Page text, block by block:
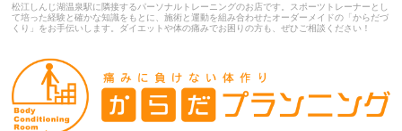
松江しんじ湖温泉駅に隣接するパーソナルトレーニングのお店です。スポーツトレーナーとし
て培った経験と確かな知識をもとに、施術と運動を組み合わせたオーダーメイドの「からだづ
くり」をお手伝いします。ダイエットや体の痛みでお困りの方も、ぜひご相談ください！